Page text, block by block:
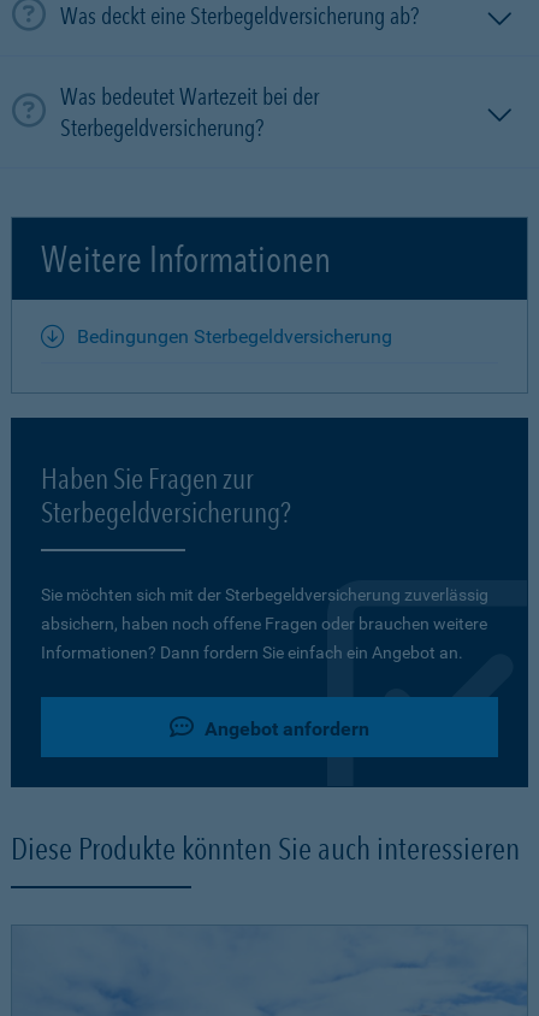
Was deckt eine Sterbegeldversicherung ab?
Was bedeutet Wartezeit bei der
Sterbegeldversicherung?
Weitere Informationen
Bedingungen Sterbegeldversicherung
Haben Sie Fragen zur
Sterbegeldversicherung?
Sie möchten sich mit der Sterbegeldversicherung zuverlässig
absichern, haben noch offene Fragen oder brauchen weitere
Informationen? Dann fordern Sie einfach ein Angebot an.
Angebot anfordern
Diese Produkte könnten Sie auch interessieren